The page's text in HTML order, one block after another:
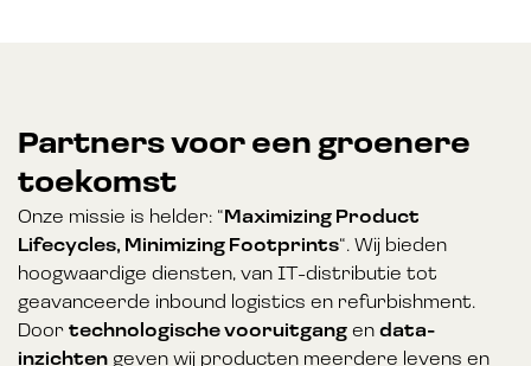
Partners voor een groenere
toekomst
Onze missie is helder: “ Maximizing Product
Lifecycles, Minimizing Footprints“. Wij bieden
hoogwaardige diensten, van IT-distributie tot
geavanceerde inbound logistics en refurbishment.
Door technologische vooruitgang en data-
inzichten geven wij producten meerdere levens en